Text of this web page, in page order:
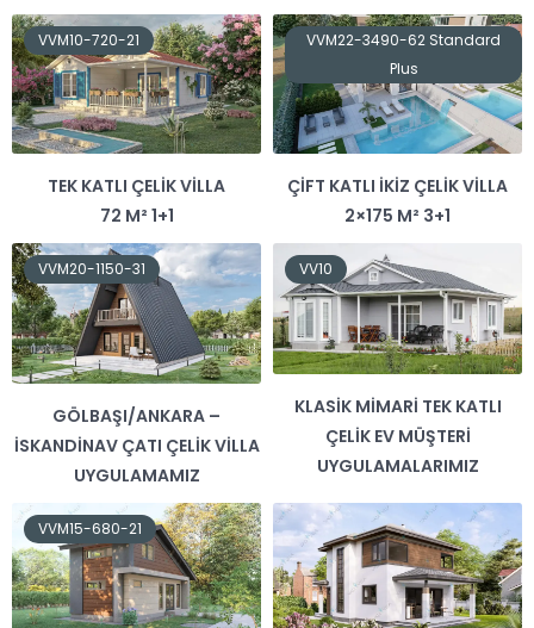
VVM10-720-21
TEK KATLI ÇELIK VILLA
72 M² 1+1
VVM22-3490-62 Standard
Plus
ÇIFT KATLI İKIZ ÇELIK VILLA
2×175 M² 3+1
VVM20-1150-31
GÖLBAŞI/ANKARA –
İSKANDINAV ÇATI ÇELIK VILLA
UYGULAMAMIZ
VV10
KLASIK MIMARI TEK KATLI
ÇELIK EV MÜŞTERI
UYGULAMALARIMIZ
VVM15-680-21